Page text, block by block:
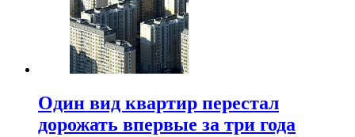
Один вид квартир перестал
дорожать впервые за три года